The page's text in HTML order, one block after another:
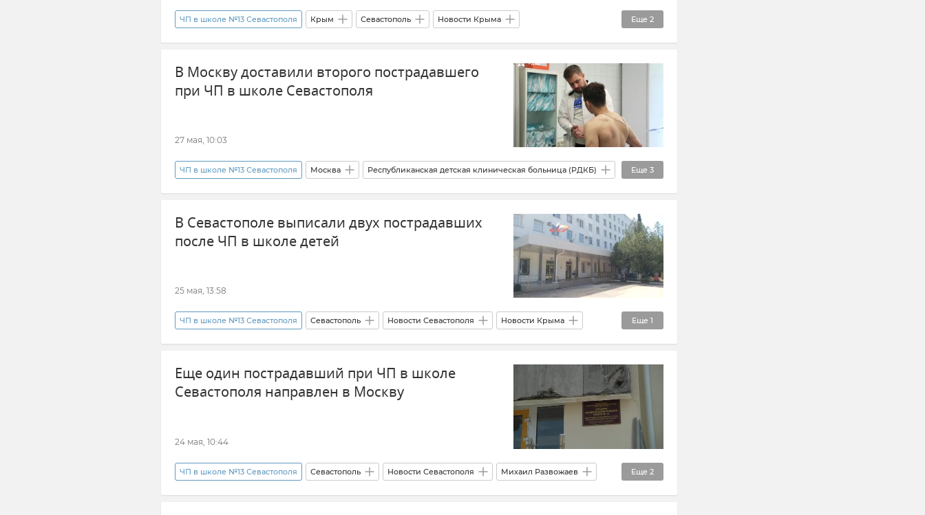
Еще 2
ЧП в школе №13 Севастополя Крым Севастополь Новости Крыма
Новости Севастополя Михаил Развожаев
В Москву доставили второго пострадавшего
при ЧП в школе Севастополя
27 мая, 10:03
Еще 3
ЧП в школе №13 Севастополя Москва Республиканская детская клиническая больница (РДКБ)
дети Новости Севастополя Севастополь
В Севастополе выписали двух пострадавших
после ЧП в школе детей
25 мая, 13:58
Еще 1
ЧП в школе №13 Севастополя Севастополь Новости Севастополя Новости Крыма
Михаил Развожаев
Еще один пострадавший при ЧП в школе
Севастополя направлен в Москву
24 мая, 10:44
Еще 2
ЧП в школе №13 Севастополя Севастополь Новости Севастополя Михаил Развожаев
Крым Новости Крыма